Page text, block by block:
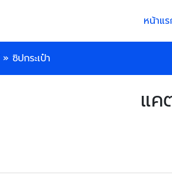
หน้าแ
» ซิปกระเป๋า
แค